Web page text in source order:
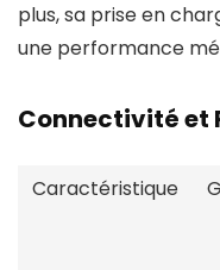
plus, sa prise en
une performance
Connectivité et
Caractéristique